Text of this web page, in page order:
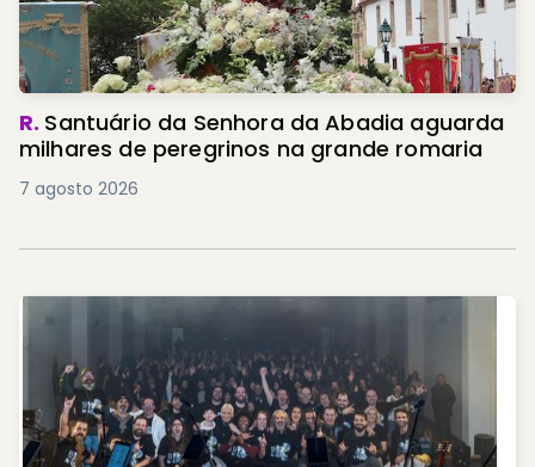
R. Santuário da Senhora da Abadia aguarda
milhares de peregrinos na grande romaria
7 agosto 2026